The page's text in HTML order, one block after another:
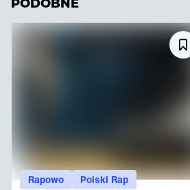
PODOBNE
Rapowo Polski Rap